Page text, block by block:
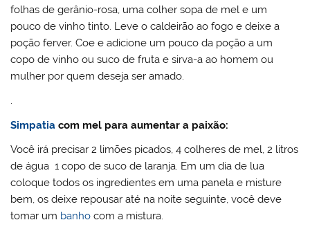
folhas de gerânio-rosa, uma colher sopa de mel e um
pouco de vinho tinto. Leve o caldeirão ao fogo e deixe a
poção ferver. Coe e adicione um pouco da poção a um
copo de vinho ou suco de fruta e sirva-a ao homem ou
mulher por quem deseja ser amado.
.
Simpatia com mel para aumentar a paixão:
Você irá precisar 2 limões picados, 4 colheres de mel, 2 litros
de água 1 copo de suco de laranja. Em um dia de lua
coloque todos os ingredientes em uma panela e misture
bem, os deixe repousar até na noite seguinte, você deve
tomar um banho com a mistura.